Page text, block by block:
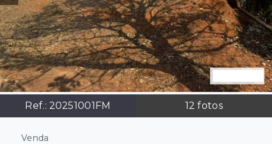
Ref.: 20251001FM 12 fotos
Venda